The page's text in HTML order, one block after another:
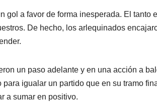
gol a favor de forma inesperada. El tanto
De hecho, los arlequinados
un paso adelante y en una acción a
igualar un partido que en su tramo
a sumar en positivo.